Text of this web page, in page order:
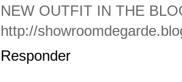
NEW OUTFIT IN THE
http://
Responder